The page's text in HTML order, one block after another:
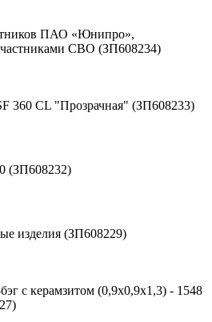
ПАО «Юнипро»,
СВО (ЗП608234)
360 CL "Прозрачная" (ЗП608233)
(ЗП608232)
изделия (ЗП608229)
с керамзитом (0,9х0,9х1,3) - 1548